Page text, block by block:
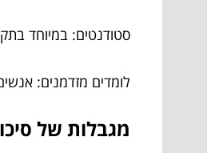
סטודנטים: במיוחד
לומדים מזדמנים:
מגבלות של